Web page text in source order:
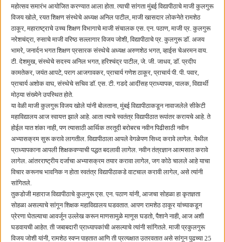
महोत्सव समारंभ आयोजित करण्यात आला होता. त्याची सांगता मुंबई विद्यापीठाचे माजी कुलगुरू
विजय खोले, रयत शिक्षण संस्थेचे अध्यक्ष अनिल पाटील, माजी खासदार लोकनेते रामशेठ
ठाकूर, महाराष्ट्राचे उच्च शिक्षण विभागाचे माजी संचालक एस. एन. पठाण, माजी प्र. कुलगुरू
नरेशचंद्रा, रुसाचे माजी वरिष्ठ सल्लागार विजय जोशी, विद्यापीठाचे प्र. कुलगुरू डॉ. अजय
भामरे, जनार्दन भगत शिक्षण प्रसारक संस्थेचे अध्यक्ष अरुणशेठ भगत, व्हाईस चेअरमन वाय.
टी. देशमुख, संस्थेचे सदस्य अनिल भगत, हरिश्चंद्र पाटील, जे. जी. जाधव, डॉ. प्रदीप
कामतेकर, जयंत आपटे, पराग आजगावकर, प्राचार्य गणेश ठाकूर, प्राचार्य पी. पी. पवार,
प्राचार्य अशोक वाघ, संस्थेचे सचिव डॉ. एस. टी. गडदे आदींसह प्राध्यापक, पालक, विद्यार्थी
मोठ्या संख्येने उपस्थित होते.
या वेळी माजी कुलगुरू विजय खोले यांनी बोलताना, मुंबई विद्यापीठाकडून नावाजलेले सीकेटी
महाविद्यालय आज स्वायत्त झाले आहे. आता त्याचे स्वतंत्र विद्यापीठात रूपांतर करायचे आहे. ते
होईल यात शंका नाही, पण त्यासाठी आर्थिक तरतूदी बरोबरच नवीन पिढीसाठी नवीन
अभ्यासक्रम सुरू करावे लागतील. विद्यापीठाला आपले वेगळेपण सिध्द करावे लागेल. येथील
प्राध्यापकाना आपली शिक्षकवण्याची पद्धत बदलावी लागेल. नवीन तंत्रज्ञान आत्मसात करावे
लागेल. आंतरराष्ट्रीय दर्जाचा अभ्यासक्रम तयार करावा लागेल, जग कोठे चालले आहे याचा
विचार करूनच भावनिक न होता स्वतंत्र विद्यापीठाकडे वाटचाल करावी लागेल, असे त्यांनी
सांगितले.
तुकडोजी महाराज विद्यापीठाचे कुलगुरू एस. एन. पठाण यांनी, आजचा सोहळा हा कृतज्ञता
सोहळा असल्याचे सांगून शिक्षक महाविद्यालय घडवतात. आपण रामशेठ ठाकूर यांच्याकडून
प्रेरणा घेतल्याचा आवर्जून उल्लेख करून माणसामुळे माणूस घडतो, पैशाने नाही, आज अशी
घडवायची आहेत. ती जबाबदारी प्राध्यापकांची असल्याचे त्यांनी सांगितले. माजी प्रकुलगुरू
विजय जोशी यांनी, रामशेठ स्वप्न पाहतात आणि ती प्रत्यक्षात उतरवतात असे सांगून पुढच्या 25